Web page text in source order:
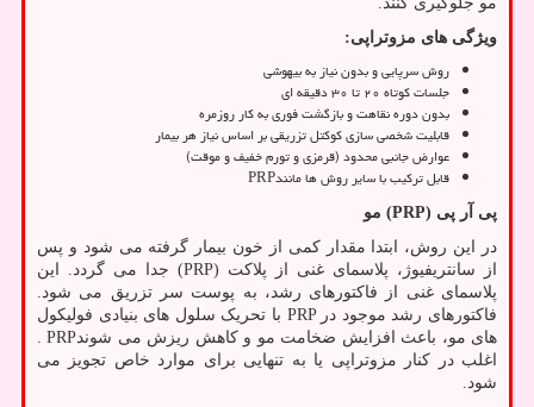
ویژگی های مزوتراپی:
روش سرپایی و بدون نیاز به بیهوشی
جلسات کوتاه ۲۰ تا ۳۰ دقیقه ای
بدون دوره نقاهت و بازگشت فوری به کار روزمره
قابلیت شخصی سازی کوکتل تزریقی بر اساس نیاز هر بیمار
عوارض جانبی محدود (قرمزی و تورم خفیف و موقت)
قابل ترکیب با سایر روش ها مانندPRP
پی آر پی (PRP) مو
در این روش، ابتدا مقدار کمی از خون بیمار گرفته می شود و پس
از سانتریفیوژ، پلاسمای غنی از پلاکت (PRP) جدا می گردد. این
پلاسمای غنی از فاکتورهای رشد، به پوست سر تزریق می شود.
فاکتورهای رشد موجود در PRP با تحریک سلول های بنیادی فولیکول
های مو، باعث افزایش ضخامت مو و کاهش ریزش می شوند. PRP
اغلب در کنار مزوتراپی یا به تنهایی برای موارد خاص تجویز می
شود.